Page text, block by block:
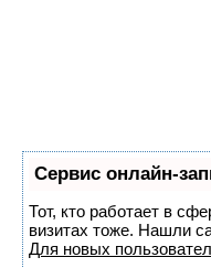
Сервис онлайн-
Тот, кто работает в
визитах тоже. Нашли
Для новых